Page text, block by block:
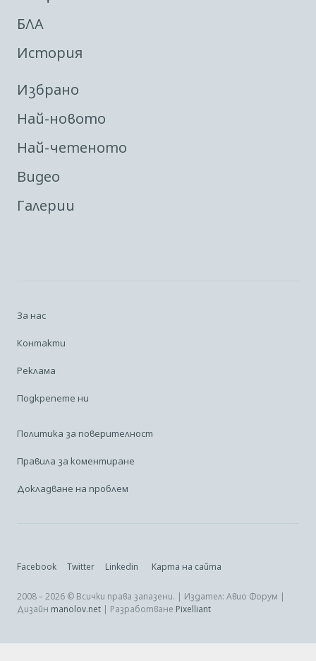
БЛА
История
Избрано
Най-новото
Най-четеното
Видео
Галерии
За нас
Контакти
Реклама
Подкрепете ни
Политика за поверителност
Правила за коментиране
Докладване на проблем
Facebook Twitter Linkedin Карта на сайта
2008 – 2026 © Всички права запазени. | Издател: Авио Форум |
Дизайн manolov.net | Разработване Pixelliant